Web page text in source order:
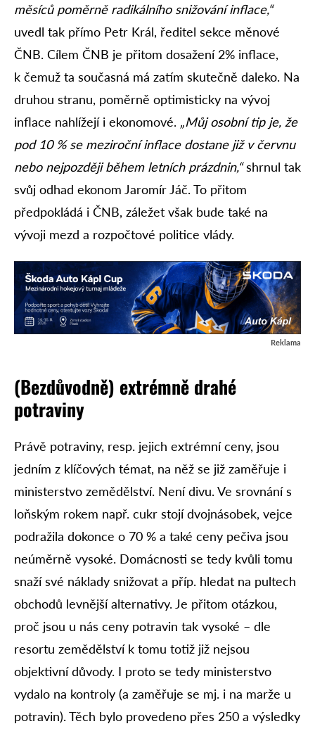
měsíců poměrně radikálního snižování inflace,“
uvedl tak přímo Petr Král, ředitel sekce měnové
ČNB. Cílem ČNB je přitom dosažení 2% inflace,
k čemuž ta současná má zatím skutečně daleko. Na
druhou stranu, poměrně optimisticky na vývoj
inflace nahlížejí i ekonomové. „Můj osobní tip je, že
pod 10 % se meziroční inflace dostane již v červnu
nebo nejpozději během letních prázdnin,“shrnul tak
svůj odhad ekonom Jaromír Jáč. To přitom
předpokládá i ČNB, záležet však bude také na
vývoji mezd a rozpočtové politice vlády.
Reklama
(Bezdůvodně) extrémně drahé
potraviny
Právě potraviny, resp. jejich extrémní ceny, jsou
jedním z klíčových témat, na něž se již zaměřuje i
ministerstvo zemědělství. Není divu. Ve srovnání s
loňským rokem např. cukr stojí dvojnásobek, vejce
podražila dokonce o 70 % a také ceny pečiva jsou
neúměrně vysoké. Domácnosti se tedy kvůli tomu
snaží své náklady snižovat a příp. hledat na pultech
obchodů levnější alternativy. Je přitom otázkou,
proč jsou u nás ceny potravin tak vysoké – dle
resortu zemědělství k tomu totiž již nejsou
objektivní důvody. I proto se tedy ministerstvo
vydalo na kontroly (a zaměřuje se mj. i na marže u
potravin). Těch bylo provedeno přes 250 a výsledky